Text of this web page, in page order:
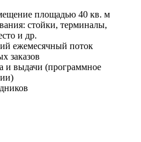
площадью 40 кв. м
стойки, терминалы,
и др.
ежемесячный поток
заказов
и выдачи (программное